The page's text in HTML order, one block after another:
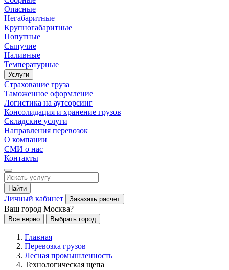
Опасные
Негабаритные
Крупногабаритные
Попутные
Сыпучие
Наливные
Температурные
Услуги
Страхование груза
Таможенное оформление
Логистика на аутсорсинг
Консолидация и хранение грузов
Складские услуги
Направления перевозок
О компании
СМИ о нас
Контакты
Найти
Личный кабинет Заказать расчет
Ваш город Москва?
Все верно Выбрать город
Главная
Перевозка грузов
Лесная промышленность
Технологическая щепа